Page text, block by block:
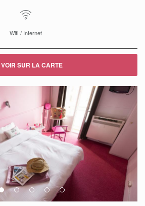
Wifi / Internet
VOIR SUR LA CARTE